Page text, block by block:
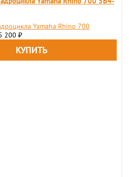
Yamaha Rhino 700
200 ₽